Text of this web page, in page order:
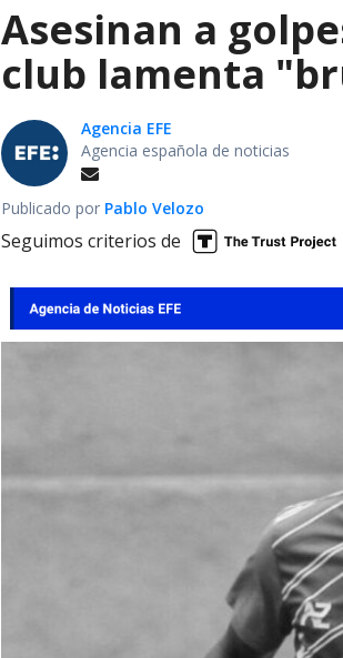
Asesinan a
club lamenta
Agencia EFE
Agencia española de noticias
Publicado por Pablo Velozo
Seguimos criterios de